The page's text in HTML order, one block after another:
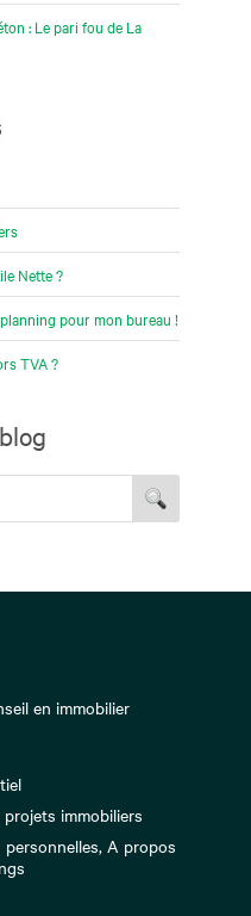
: Le pari fou de La
Nette ?
pour mon bureau !
TVA ?
en immobilier
immobiliers
, A propos